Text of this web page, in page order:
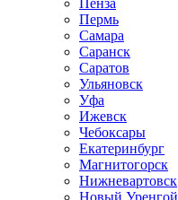
Пенза
Пермь
Самара
Саранск
Саратов
Ульяновск
Уфа
Ижевск
Чебоксары
Екатеринбург
Магнитогорск
Нижневартовск